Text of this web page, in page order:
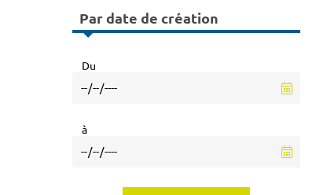
Par date de création
Du
à